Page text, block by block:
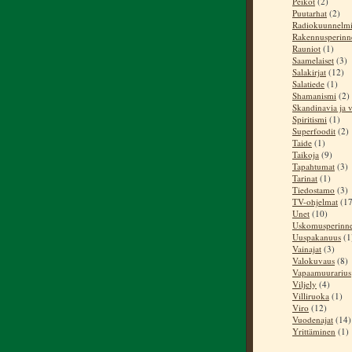
Puutarhat (2)
Rauniot (1)
Saamelaiset (3)
Salakirjat (12)
Salatiede (1)
Shamanismi (2)
Skandinavia ja
Spiritismi (1)
Superfoodit (2)
Taide (1)
Taikoja (9)
Tapahtumat (3)
Tarinat (1)
Tiedostamo (3)
TV-ohjelmat
Unet (10)
Uuspakanuus
Vainajat (3)
Valokuvaus (8)
Vapaamuurarius
Viljely (4)
Villiruoka (1)
Viro (12)
Vuodenajat (14)
Yrittäminen (1)